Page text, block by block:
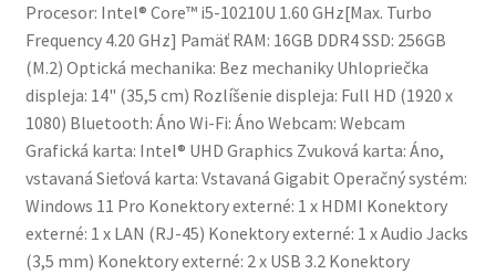
Procesor: Intel® Core™ i5-10210U 1.60 GHz[Max. Turbo
Frequency 4.20 GHz] Pamäť RAM: 16GB DDR4 SSD: 256GB
(M.2) Optická mechanika: Bez mechaniky Uhlopriečka
displeja: 14" (35,5 cm) Rozlíšenie displeja: Full HD (1920 x
1080) Bluetooth: Áno Wi-Fi: Áno Webcam: Webcam
Grafická karta: Intel® UHD Graphics Zvuková karta: Áno,
vstavaná Sieťová karta: Vstavaná Gigabit Operačný systém:
Windows 11 Pro Konektory externé: 1 x HDMI Konektory
externé: 1 x LAN (RJ-45) Konektory externé: 1 x Audio Jacks
(3,5 mm) Konektory externé: 2 x USB 3.2 Konektory